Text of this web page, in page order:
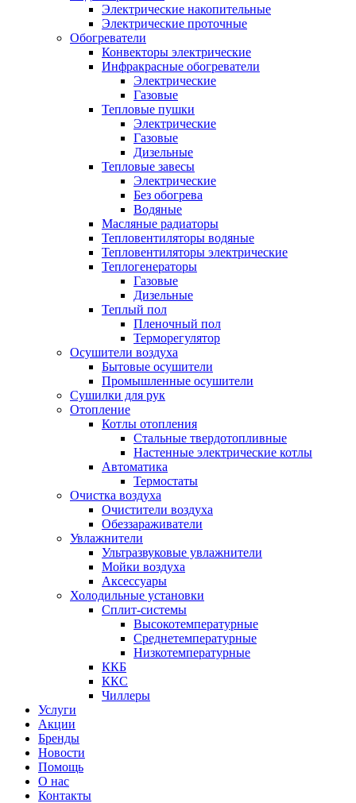
Электрические накопительные
Электрические проточные
Обогреватели
Конвекторы электрические
Инфракрасные обогреватели
Электрические
Газовые
Тепловые пушки
Электрические
Газовые
Дизельные
Тепловые завесы
Электрические
Без обогрева
Водяные
Масляные радиаторы
Тепловентиляторы водяные
Тепловентиляторы электрические
Теплогенераторы
Газовые
Дизельные
Теплый пол
Пленочный пол
Терморегулятор
Осушители воздуха
Бытовые осушители
Промышленные осушители
Сушилки для рук
Отопление
Котлы отопления
Стальные твердотопливные
Настенные электрические котлы
Автоматика
Термостаты
Очистка воздуха
Очистители воздуха
Обеззараживатели
Увлажнители
Ультразвуковые увлажнители
Мойки воздуха
Аксессуары
Холодильные установки
Сплит-системы
Высокотемпературные
Среднетемпературные
Низкотемпературные
ККБ
ККС
Чиллеры
Услуги
Акции
Бренды
Новости
Помощь
О нас
Контакты